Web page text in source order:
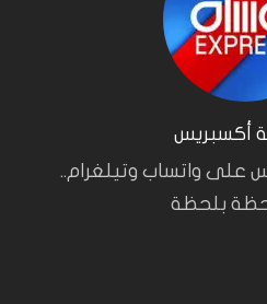
أكسبريس
على واتساب وتيلغرام..
لحظة بلحظة